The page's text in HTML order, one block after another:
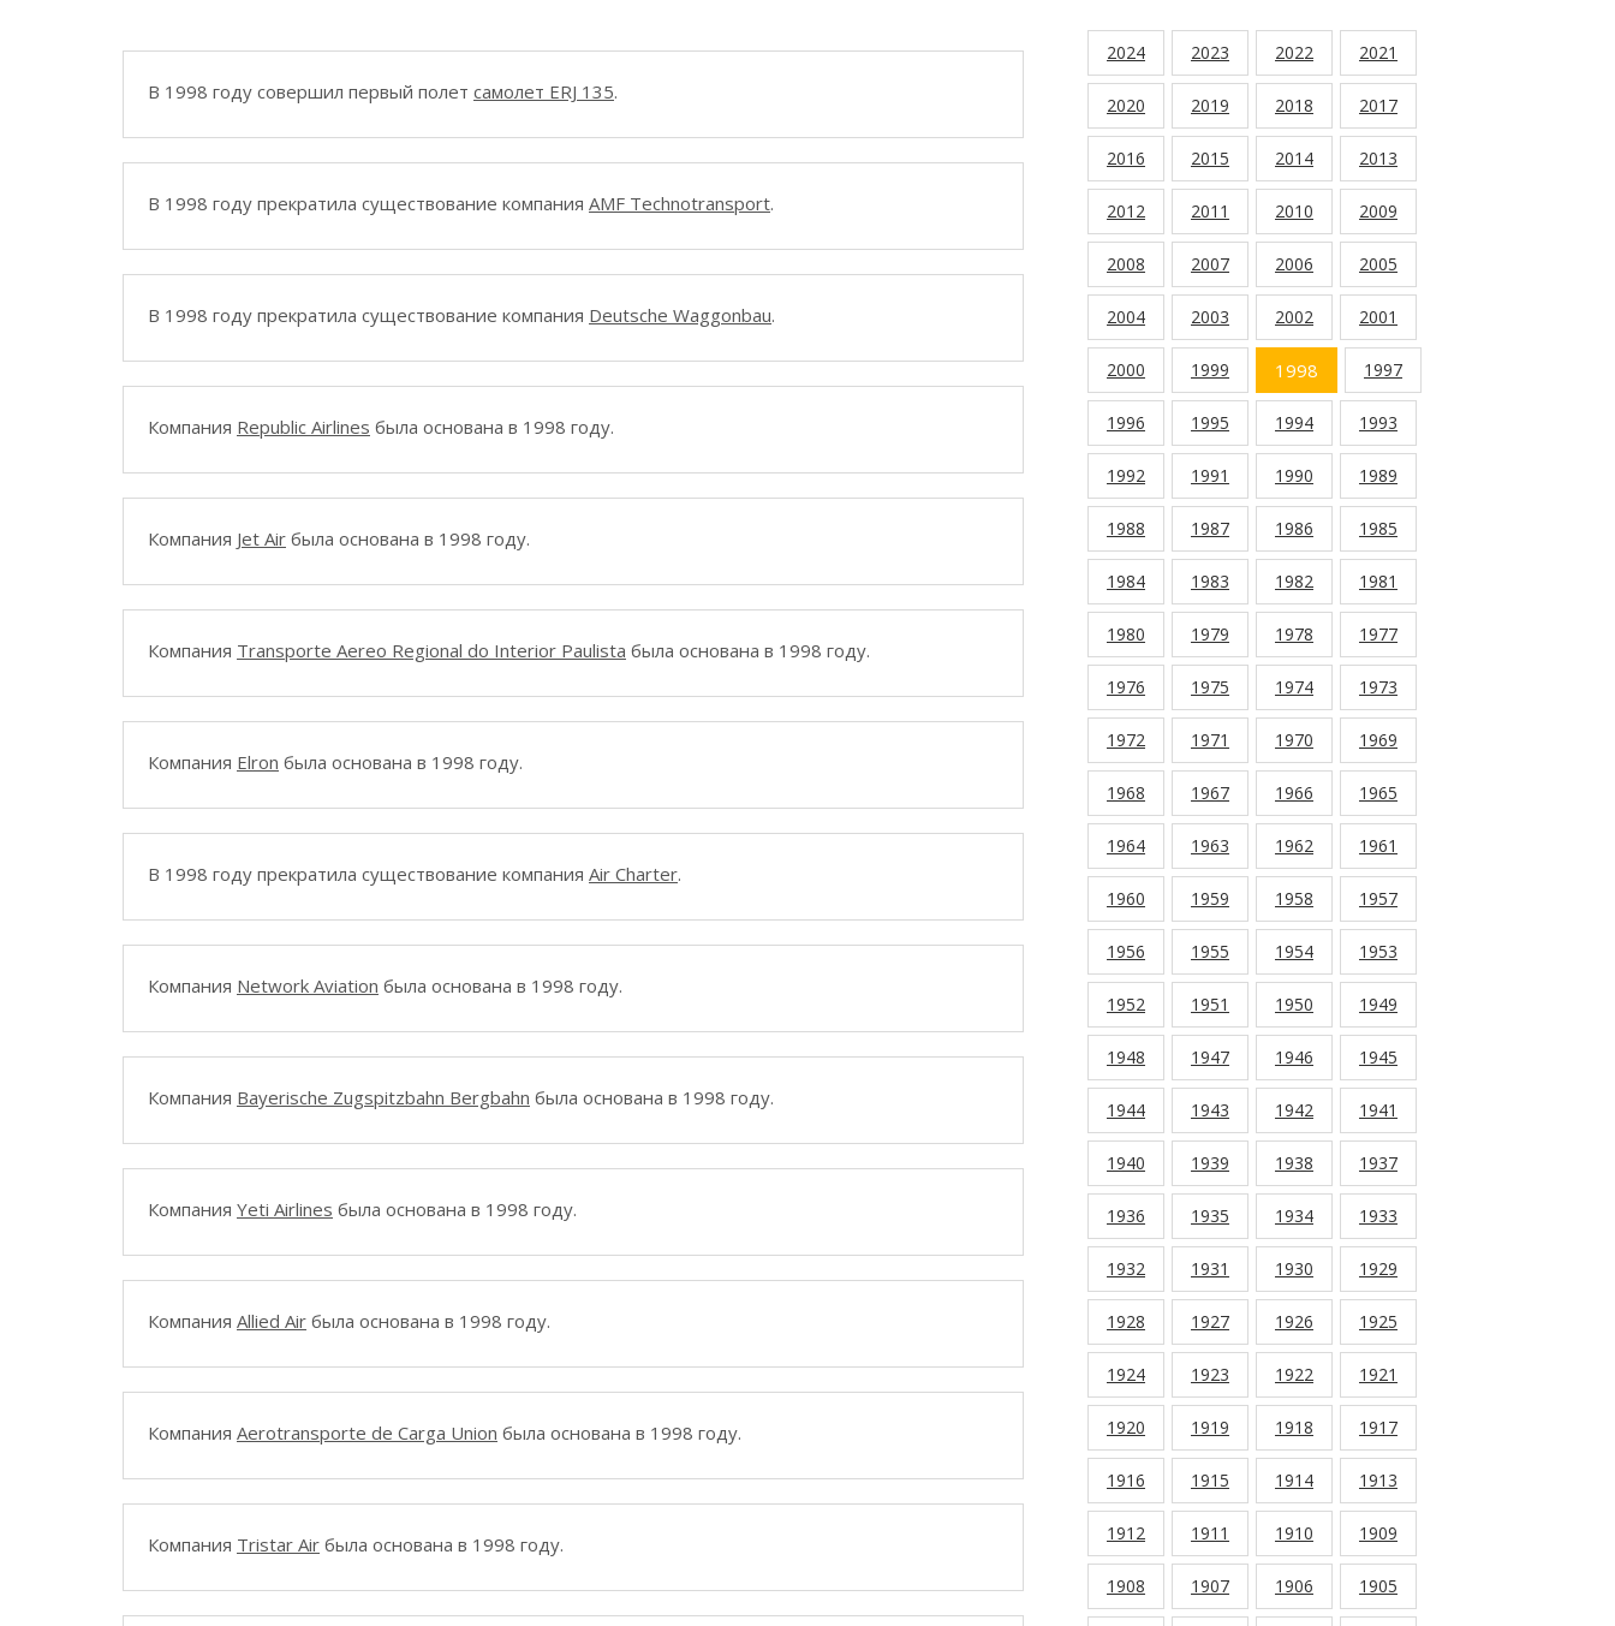
В 1998 году совершил первый полет самолет ERJ 135.
В 1998 году прекратила существование компания AMF Technotransport.
В 1998 году прекратила существование компания Deutsche Waggonbau.
Компания Republic Airlines была основана в 1998 году.
Компания Jet Air была основана в 1998 году.
Компания Transporte Aereo Regional do Interior Paulista была основана в 1998 году.
Компания Elron была основана в 1998 году.
В 1998 году прекратила существование компания Air Charter.
Компания Network Aviation была основана в 1998 году.
Компания Bayerische Zugspitzbahn Bergbahn была основана в 1998 году.
Компания Yeti Airlines была основана в 1998 году.
Компания Allied Air была основана в 1998 году.
Компания Aerotransporte de Carga Union была основана в 1998 году.
Компания Tristar Air была основана в 1998 году.
2024 2023 2022 2021
2020 2019 2018 2017
2016 2015 2014 2013
2012 2011 2010 2009
2008 2007 2006 2005
2004 2003 2002 2001
2000 1999 1998 1997
1996 1995 1994 1993
1992 1991 1990 1989
1988 1987 1986 1985
1984 1983 1982 1981
1980 1979 1978 1977
1976 1975 1974 1973
1972 1971 1970 1969
1968 1967 1966 1965
1964 1963 1962 1961
1960 1959 1958 1957
1956 1955 1954 1953
1952 1951 1950 1949
1948 1947 1946 1945
1944 1943 1942 1941
1940 1939 1938 1937
1936 1935 1934 1933
1932 1931 1930 1929
1928 1927 1926 1925
1924 1923 1922 1921
1920 1919 1918 1917
1916 1915 1914 1913
1912 1911 1910 1909
1908 1907 1906 1905